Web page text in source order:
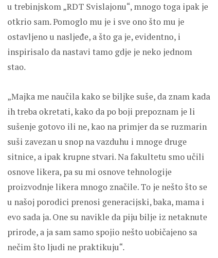
u trebinjskom „RDT Svislajonu“, mnogo toga ipak je
otkrio sam. Pomoglo mu je i sve ono što mu je
ostavljeno u nasljeđe, a što ga je, evidentno, i
inspirisalo da nastavi tamo gdje je neko jednom
stao.
„Majka me naučila kako se biljke suše, da znam kada
ih treba okretati, kako da po boji prepoznam je li
sušenje gotovo ili ne, kao na primjer da se ruzmarin
suši zavezan u snop na vazduhu i mnoge druge
sitnice, a ipak krupne stvari. Na fakultetu smo učili
osnove likera, pa su mi osnove tehnologije
proizvodnje likera mnogo značile. To je nešto što se
u našoj porodici prenosi generacijski, baka, mama i
evo sada ja. One su navikle da piju bilje iz netaknute
prirode, a ja sam samo spojio nešto uobičajeno sa
nečim što ljudi ne praktikuju“.